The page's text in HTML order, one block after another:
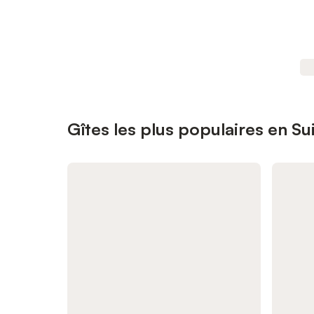
Gîtes les plus populaires en